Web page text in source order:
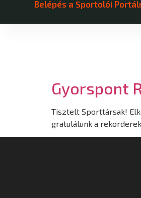
Belépés a Sportolói
Gyorspont
Tisztelt Sporttársak!
gratulálunk a